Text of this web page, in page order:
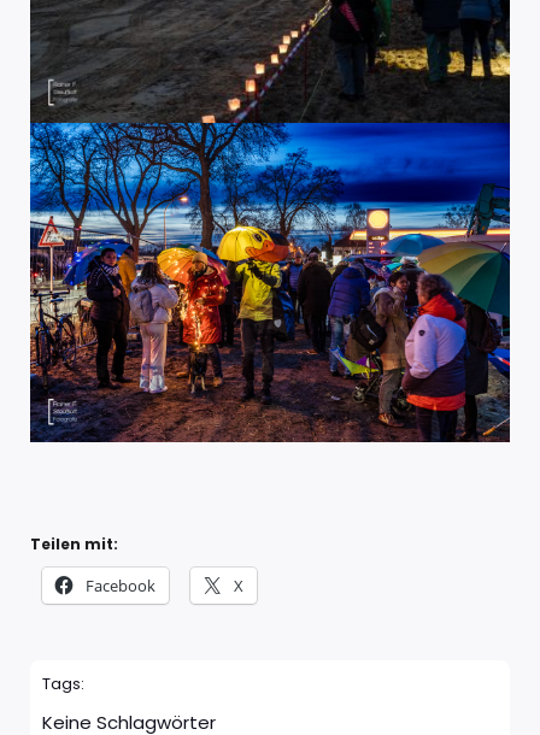
Teilen mit:
Facebook X
Tags:
Keine Schlagwörter